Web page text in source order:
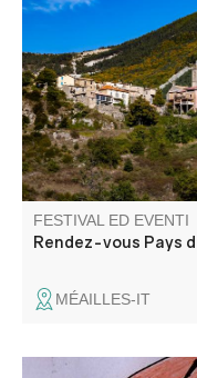
Lepère, suivie d'une
archéozoologue.
FESTIVAL ED EVENTI
Rendez-vous Pays
MÉAILLES-IT